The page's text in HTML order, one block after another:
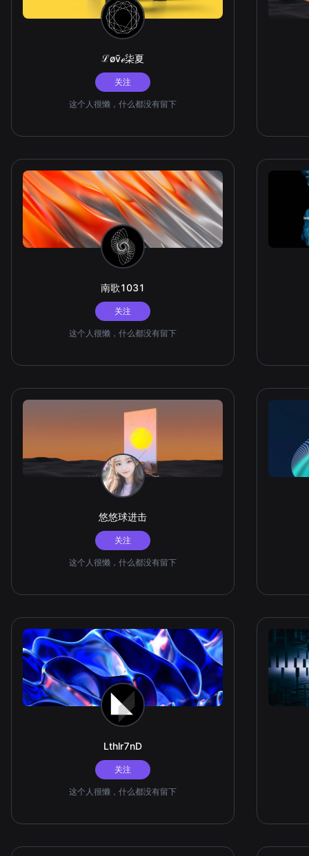
ℒøṽℯ柒夏
关注
这个人很懒，什么都没有留下
南歌1031
关注
这个人很懒，什么都没有留下
悠悠球进击
关注
这个人很懒，什么都没有留下
Lthlr7nD
关注
这个人很懒，什么都没有留下